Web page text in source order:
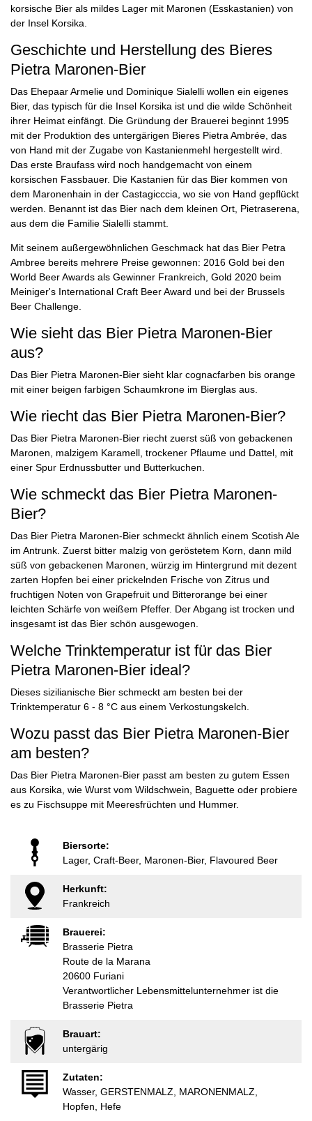
korsische Bier als mildes Lager mit Maronen (Esskastanien) von
der Insel Korsika.
Geschichte und Herstellung des Bieres
Pietra Maronen-Bier
Das Ehepaar Armelie und Dominique Sialelli wollen ein eigenes
Bier, das typisch für die Insel Korsika ist und die wilde Schönheit
ihrer Heimat einfängt. Die Gründung der Brauerei beginnt 1995
mit der Produktion des untergärigen Bieres Pietra Ambrée, das
von Hand mit der Zugabe von Kastanienmehl hergestellt wird.
Das erste Braufass wird noch handgemacht von einem
korsischen Fassbauer. Die Kastanien für das Bier kommen von
dem Maronenhain in der Castagicccia, wo sie von Hand gepflückt
werden. Benannt ist das Bier nach dem kleinen Ort, Pietraserena,
aus dem die Familie Sialelli stammt.
Mit seinem außergewöhnlichen Geschmack hat das Bier Petra
Ambree bereits mehrere Preise gewonnen: 2016 Gold bei den
World Beer Awards als Gewinner Frankreich, Gold 2020 beim
Meiniger's International Craft Beer Award und bei der Brussels
Beer Challenge.
Wie sieht das Bier Pietra Maronen-Bier
aus?
Das Bier Pietra Maronen-Bier sieht klar cognacfarben bis orange
mit einer beigen farbigen Schaumkrone im Bierglas aus.
Wie riecht das Bier Pietra Maronen-Bier?
Das Bier Pietra Maronen-Bier riecht zuerst süß von gebackenen
Maronen, malzigem Karamell, trockener Pflaume und Dattel, mit
einer Spur Erdnussbutter und Butterkuchen.
Wie schmeckt das Bier Pietra Maronen-
Bier?
Das Bier Pietra Maronen-Bier schmeckt ähnlich einem Scotish Ale
im Antrunk. Zuerst bitter malzig von geröstetem Korn, dann mild
süß von gebackenen Maronen, würzig im Hintergrund mit dezent
zarten Hopfen bei einer prickelnden Frische von Zitrus und
fruchtigen Noten von Grapefruit und Bitterorange bei einer
leichten Schärfe von weißem Pfeffer. Der Abgang ist trocken und
insgesamt ist das Bier schön ausgewogen.
Welche Trinktemperatur ist für das Bier
Pietra Maronen-Bier ideal?
Dieses sizilianische Bier schmeckt am besten bei der
Trinktemperatur 6 - 8 °C aus einem Verkostungskelch.
Wozu passt das Bier Pietra Maronen-Bier
am besten?
Das Bier Pietra Maronen-Bier passt am besten zu gutem Essen
aus Korsika, wie Wurst vom Wildschwein, Baguette oder probiere
es zu Fischsuppe mit Meeresfrüchten und Hummer.
Biersorte:
Lager, Craft-Beer, Maronen-Bier, Flavoured Beer
Herkunft:
Frankreich
Brauerei:
Brasserie Pietra
Route de la Marana
20600 Furiani
Verantwortlicher Lebensmittelunternehmer ist die
Brasserie Pietra
Brauart:
untergärig
Zutaten:
Wasser, GERSTENMALZ, MARONENMALZ,
Hopfen, Hefe